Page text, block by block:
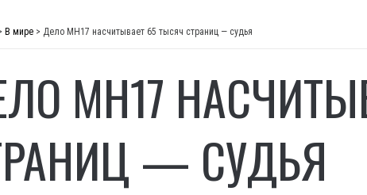
В мире > Дело МН17 насчитывает 65 тысяч страниц — судья
МН17
— СУДЬЯ